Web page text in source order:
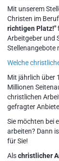
Mit unserem
Christen im
richtigen Platz!"
Arbeitgeber und
Stellenangebote
Welche
Mit jährlich über
Millionen
christlichen
gefragter
Sie möchten bei
arbeiten? Dann
für Sie!
Alschristlicher